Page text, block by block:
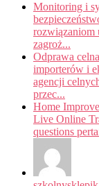
Monitoring i
rozwiązaniom
zagroż...
Odprawa
importerów i
agencji
przec...
Home
Live Online
questions